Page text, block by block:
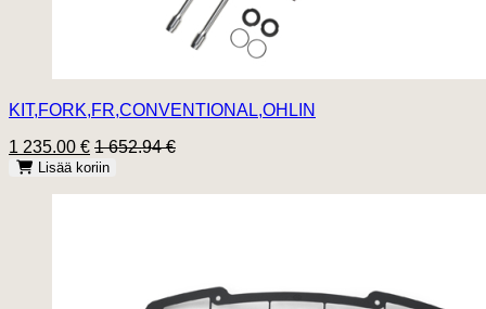
KIT,FORK,FR,CONVENTIONAL,OHLIN
1 235.00 € 1 652.94 €
Lisää koriin